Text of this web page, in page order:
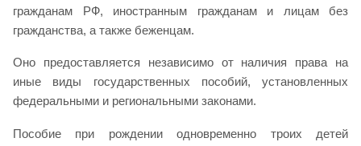
гражданам РФ, иностранным гражданам и лицам без
гражданства, а также беженцам.
Оно предоставляется независимо от наличия права на
иные виды государственных пособий, установленных
федеральными и региональными законами.
Пособие при рождении одновременно троих детей